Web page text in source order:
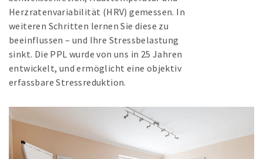
Herzratenvariabilität (HRV) gemessen. In
weiteren Schritten lernen Sie diese zu
beeinflussen – und Ihre Stressbelastung
sinkt. Die PPL wurde von uns in 25 Jahren
entwickelt, und ermöglicht eine objektiv
erfassbare Stressreduktion.